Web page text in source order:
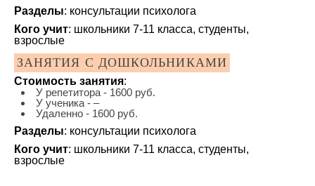
Разделы: консультации психолога
Кого учит: школьники 7-11 класса, студенты,
взрослые
ЗАНЯТИЯ С ДОШКОЛЬНИКАМИ
Стоимость занятия:
У репетитора - 1600 руб.
У ученика - –
Удаленно - 1600 руб.
Разделы: консультации психолога
Кого учит: школьники 7-11 класса, студенты,
взрослые